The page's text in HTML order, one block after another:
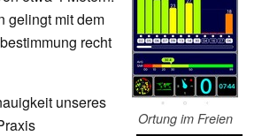
Ortung im Freien
gelingt mit dem
recht
unseres